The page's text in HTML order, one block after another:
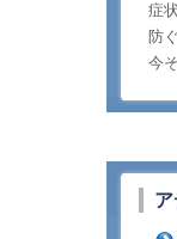
症
防
今